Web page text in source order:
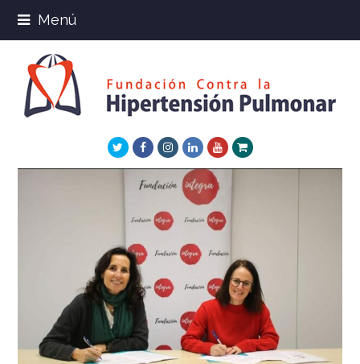
Menú
TwitterFacebookInstagram
LinkedInYoutube
Xing